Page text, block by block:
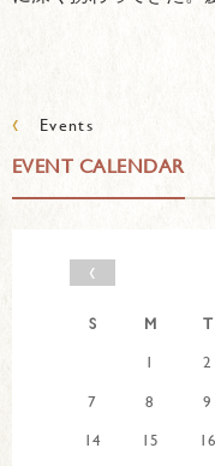
‹ Events
EVENT CALENDAR
‹
S M T
1
2
7
8 9
14
15 16